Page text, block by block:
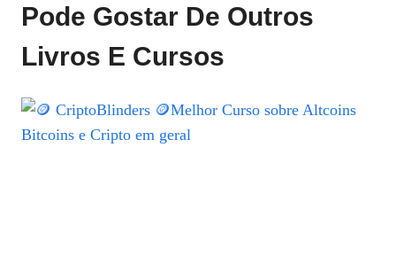
Pode Gostar De Outros
Livros E Cursos